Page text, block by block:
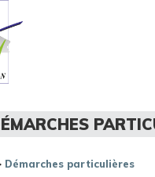
Démarches particulières